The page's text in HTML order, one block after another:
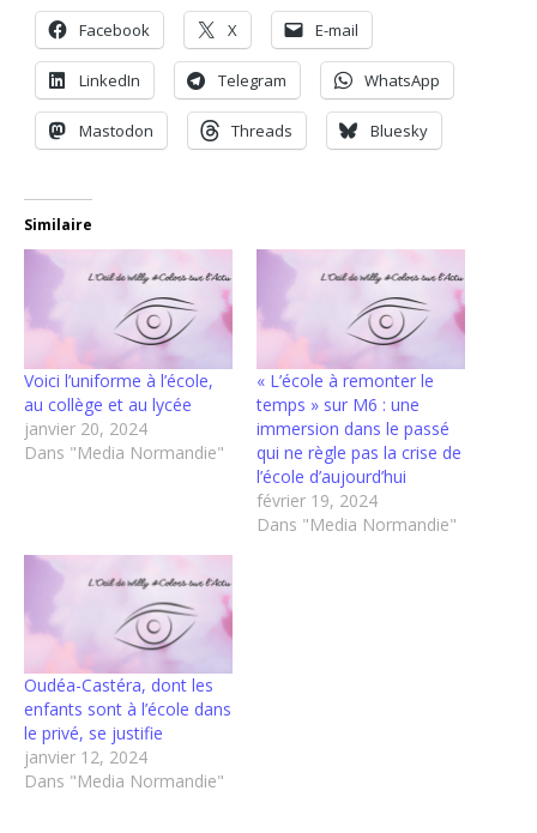
Facebook X E-mail
LinkedIn Telegram WhatsApp
Mastodon Threads Bluesky
Similaire
Voici l’uniforme à l’école,
au collège et au lycée
janvier 20, 2024
Dans "Media Normandie"
« L’école à remonter le
temps » sur M6 : une
immersion dans le passé
qui ne règle pas la crise de
l’école d’aujourd’hui
février 19, 2024
Dans "Media Normandie"
Oudéa-Castéra, dont les
enfants sont à l’école dans
le privé, se justifie
janvier 12, 2024
Dans "Media Normandie"